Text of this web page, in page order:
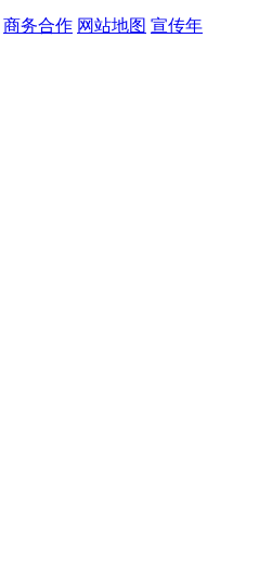
商务合作 网站地图 宣传年